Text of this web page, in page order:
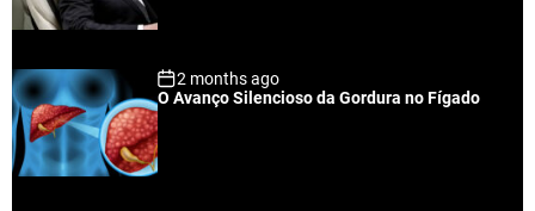
r
2 months ago
O Avanço Silencioso da Gordura no Fígado